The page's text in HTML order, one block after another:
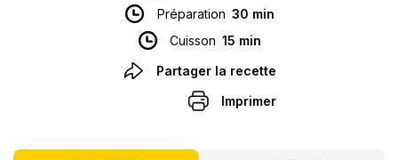
Préparation 30 min
Cuisson 15 min
Partager la recette
Imprimer